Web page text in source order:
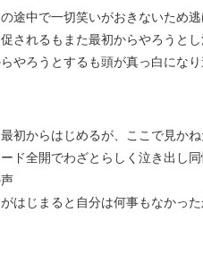
途中で一切笑いがおきないため
されるもまた最初からやろうと
やろうとするも頭が真っ白にな
初からはじめるが、ここで見か
ド全開でわざとらしく泣き出し
はじまると自分は何事もなかっ